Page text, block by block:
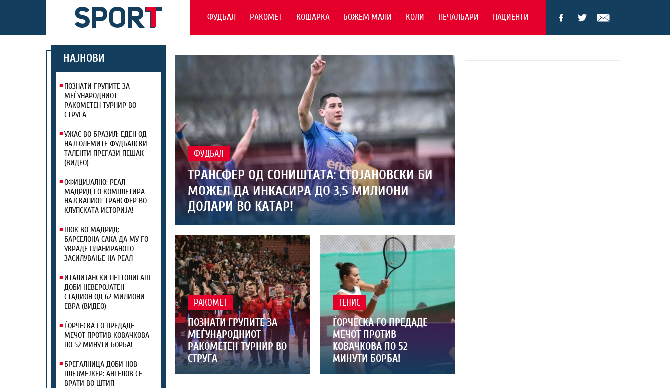
ФУДБАЛ РАКОМЕТ КОШАРКА БОЖЕМ МАЛИ КОЛИ ПЕЧАЛБАРИ ПАЦИЕНТИ
НАЈНОВИ
ПОЗНАТИ ГРУПИТЕ ЗА
МЕЃУНАРОДНИОТ
РАКОМЕТЕН ТУРНИР ВО
СТРУГА
УЖАС ВО БРАЗИЛ: ЕДЕН ОД
НАЈГОЛЕМИТЕ ФУДБАЛСКИ
ТАЛЕНТИ ПРЕГАЗИ ПЕШАК
(ВИДЕО)
ОФИЦИЈАЛНО: РЕАЛ
МАДРИД ГО КОМПЛЕТИРА
НАЈСКАПИОТ ТРАНСФЕР ВО
КЛУПСКАТА ИСТОРИЈА!
ШОК ВО МАДРИД:
БАРСЕЛОНА САКА ДА МУ ГО
УКРАДЕ ПЛАНИРАНОТО
ЗАСИЛУВАЊЕ НА РЕАЛ
ИТАЛИЈАНСКИ ПЕТТОЛИГАШ
ДОБИ НЕВЕРОЈАТЕН
СТАДИОН ОД 62 МИЛИОНИ
ЕВРА (ВИДЕО)
ЃОРЧЕСКА ГО ПРЕДАДЕ
МЕЧОТ ПРОТИВ КОВАЧКОВА
ПО 52 МИНУТИ БОРБА!
БРЕГАЛНИЦА ДОБИ НОВ
ПЛЕЈМЕЈКЕР: АНГЕЛОВ СЕ
ВРАТИ ВО ШТИП
ФУДБАЛ
ТРАНСФЕР ОД СОНИШТАТА: СТОЈАНОВСКИ БИ
МОЖЕЛ ДА ИНКАСИРА ДО 3,5 МИЛИОНИ
ДОЛАРИ ВО КАТАР!
РАКОМЕТ
ПОЗНАТИ ГРУПИТЕ ЗА
МЕЃУНАРОДНИОТ
РАКОМЕТЕН ТУРНИР ВО
СТРУГА
ТЕНИС
ЃОРЧЕСКА ГО ПРЕДАДЕ
МЕЧОТ ПРОТИВ
КОВАЧКОВА ПО 52
МИНУТИ БОРБА!